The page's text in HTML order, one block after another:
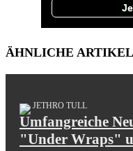
ÄHNLICHE ARTIKEL
JETHRO TULL
Umfangreiche
"Under Wraps"